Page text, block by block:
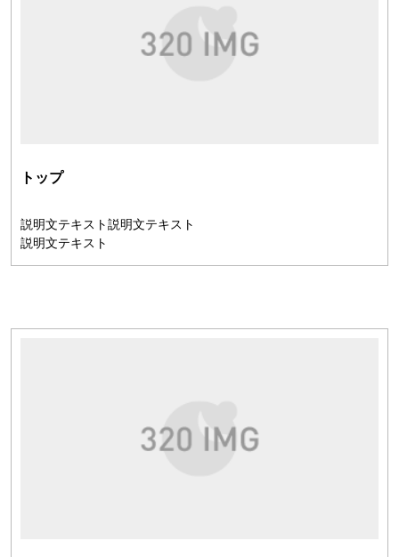
トップ
説明文テキスト説明文テキスト
説明文テキスト